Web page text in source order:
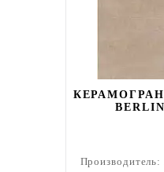
Производитель: